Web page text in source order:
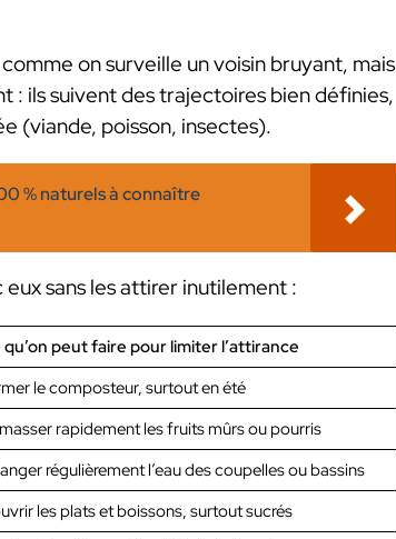
on surveille un voisin bruyant, mais
: ils suivent des trajectoires bien définies,
(viande, poisson, insectes).
% naturels à connaître
sans les attirer inutilement :
qu’on peut faire pour limiter l’attirance
le composteur, surtout en été
rapidement les fruits mûrs ou pourris
régulièrement l’eau des coupelles ou bassins
les plats et boissons, surtout sucrés